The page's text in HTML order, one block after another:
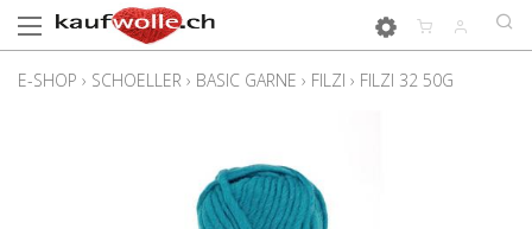
E-SHOP › SCHOELLER › BASIC GARNE › FILZI › FILZI 32 50G